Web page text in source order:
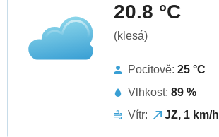
20.8 °C
(klesá)
Pocitově: 25 °C
Vlhkost: 89 %
Vítr:
JZ, 1 km/h